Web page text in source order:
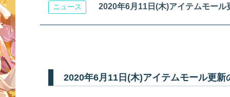
ニュース 2020年6月11日(木)アイテムモール
2020年6月11日(木)アイテムモール更新